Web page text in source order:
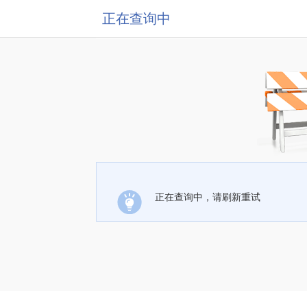
正在查询中
正在查询中，请刷新重试